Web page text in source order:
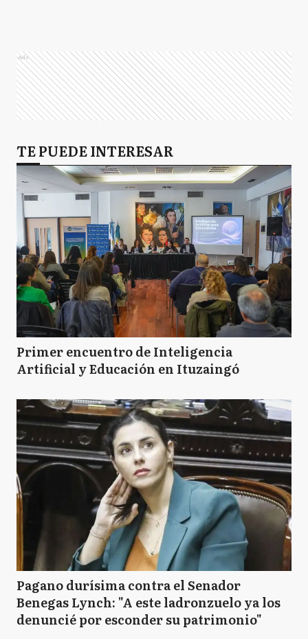
Ads
TE PUEDE INTERESAR
Primer encuentro de Inteligencia
Artificial y Educación en Ituzaingó
Pagano durísima contra el Senador
Benegas Lynch: "A este ladronzuelo ya los
denuncié por esconder su patrimonio"